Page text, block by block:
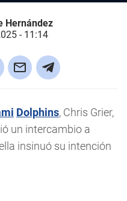
Hernández
- 11:14
Dolphins, Chris Grier,
un intercambio a
insinuó su intención